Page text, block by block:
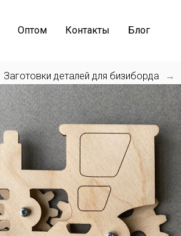
Оптом Контакты Блог
Заготовки деталей для бизиборда →